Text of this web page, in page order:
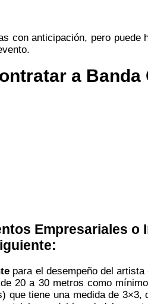
con anticipación, pero
a Banda
Empresariales o
para el desempeño del
20 a 30 metros como
tiene una medida de